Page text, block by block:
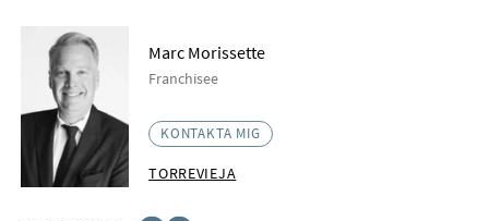
Marc Morissette
Franchisee
KONTAKTA MIG
TORREVIEJA